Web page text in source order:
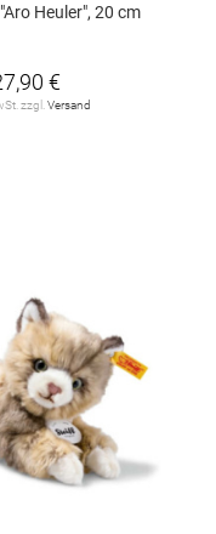
Heuler", 20 cm
€
zzgl.Versand